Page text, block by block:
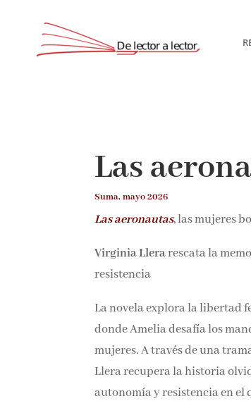
Las
Suma, mayo 2026
Las aeronautas, las mujeres
Virginia Llerarescata la
resistencia
La novela explora la libertad
donde Amelia desafía los
mujeres. A través de una
Llera recupera la historia
autonomía y resistencia en el